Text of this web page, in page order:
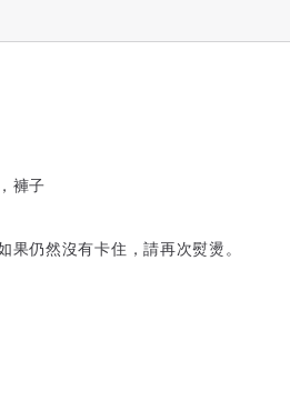
褲子
仍然沒有卡住，請再次熨燙。